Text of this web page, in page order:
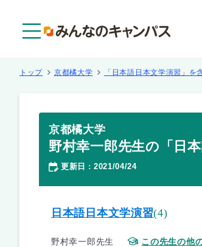
トップ 京都橘大学 「日本語日本文学演習」を
京都橘大学
野村幸一郎先生の「日
更新日 ： 2021/04/24
日本語日本文学演習(4)
野村幸一郎先生 この先生の他